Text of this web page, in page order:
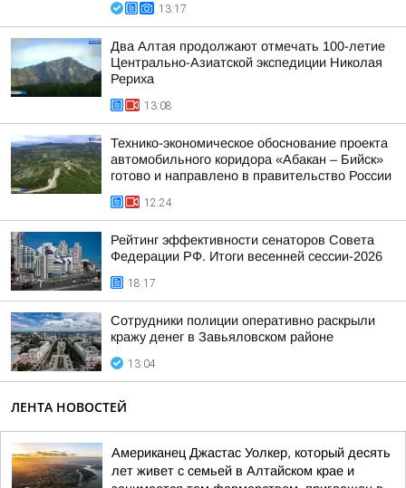
13:17
Два Алтая продолжают отмечать 100-летие
Центрально-Азиатской экспедиции Николая
Рериха
13:08
Технико-экономическое обоснование проекта
автомобильного коридора «Абакан – Бийск»
готово и направлено в правительство России
12:24
Рейтинг эффективности сенаторов Совета
Федерации РФ. Итоги весенней сессии-2026
18:17
Сотрудники полиции оперативно раскрыли
кражу денег в Завьяловском районе
13:04
ЛЕНТА НОВОСТЕЙ
Американец Джастас Уолкер, который десять
лет живет с семьей в Алтайском крае и